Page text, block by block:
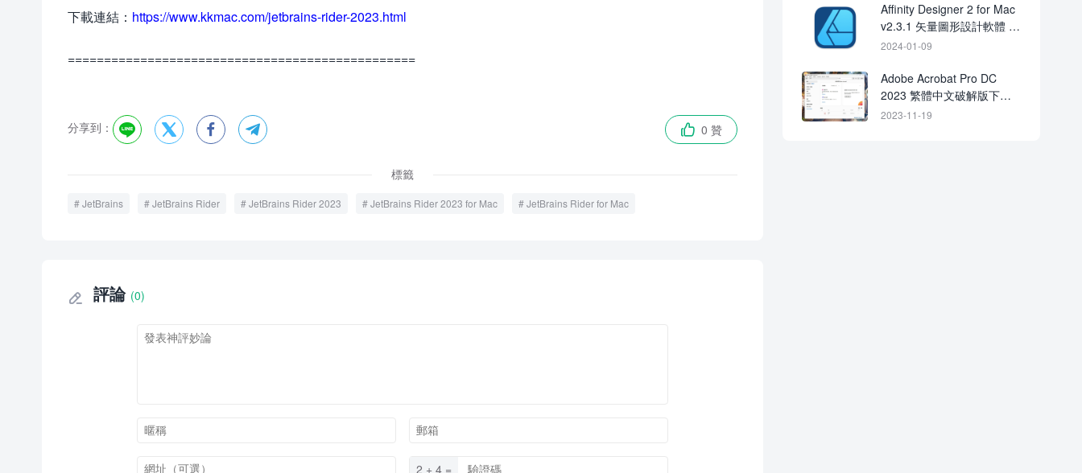
下載連結： https://www.kkmac.com/jetbrains-rider-2023.html
================================================
分享到：      0 贊
標籤
JetBrains JetBrains Rider JetBrains Rider 2023 JetBrains Rider 2023 for Mac JetBrains Rider for Mac
 評論 (0)
2 + 4 =
Affinity Designer 2 for Mac
v2.3.1 矢量圖形設計軟體 破
解版下載
2024-01-09
Adobe Acrobat Pro DC
2023 繁體中文破解版下載
永久激活穩定版
2023-11-19